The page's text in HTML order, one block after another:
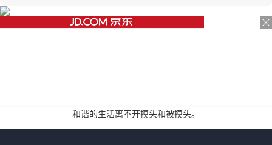
和谐的生活离不开摸头和被摸头。